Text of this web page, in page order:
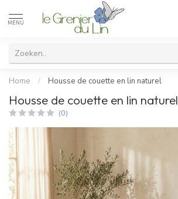
MENU
Home / Housse de couette en lin naturel
Housse de couette en lin naturel
(0)